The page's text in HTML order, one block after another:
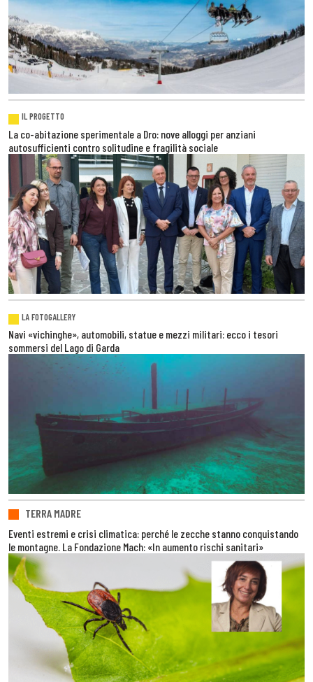
IL PROGETTO
La co-abitazione sperimentale a Dro: nove alloggi per anziani
autosufficienti contro solitudine e fragilità sociale
LA FOTOGALLERY
Navi «vichinghe», automobili, statue e mezzi militari: ecco i tesori
sommersi del Lago di Garda
TERRA MADRE
Eventi estremi e crisi climatica: perché le zecche stanno conquistando
le montagne. La Fondazione Mach: «In aumento rischi sanitari»